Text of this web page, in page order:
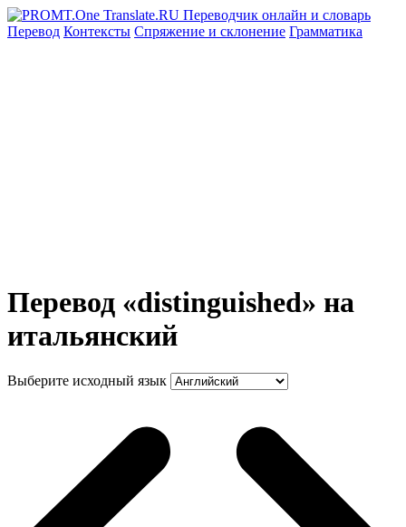
Перевод Контексты Спряжение и склонение Грамматика
Перевод «distinguished» на
итальянский
Выберите исходный язык